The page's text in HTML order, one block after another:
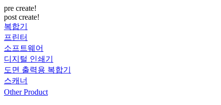
pre create!
post create!
복합기
프린터
소프트웨어
디지털 인쇄기
도면 출력용 복합기
스캐너
Other Product